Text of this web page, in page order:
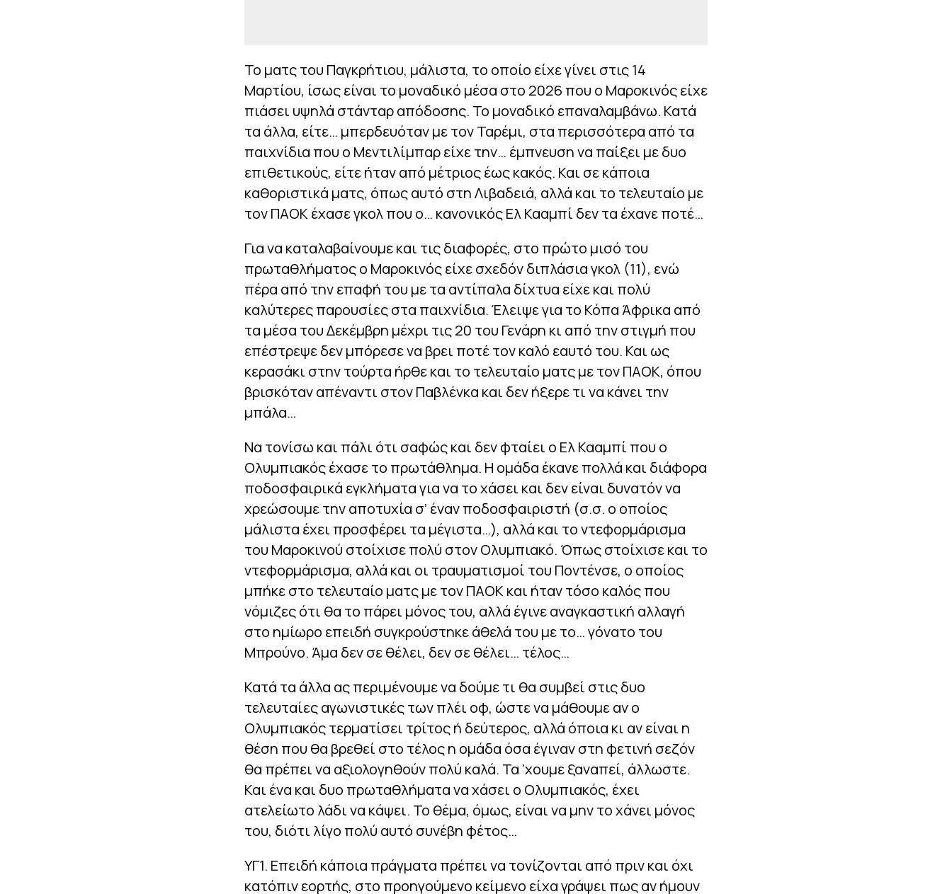
Το ματς του Παγκρήτιου, μάλιστα, το οποίο είχε γίνει στις 14
Μαρτίου, ίσως είναι το μοναδικό μέσα στο 2026 που ο Μαροκινός είχε
πιάσει υψηλά στάνταρ απόδοσης. Το μοναδικό επαναλαμβάνω. Κατά
τα άλλα, είτε… μπερδευόταν με τον Ταρέμι, στα περισσότερα από τα
παιχνίδια που ο Μεντιλίμπαρ είχε την… έμπνευση να παίξει με δυο
επιθετικούς, είτε ήταν από μέτριος έως κακός. Και σε κάποια
καθοριστικά ματς, όπως αυτό στη Λιβαδειά, αλλά και το τελευταίο με
τον ΠΑΟΚ έχασε γκολ που ο… κανονικός Ελ Κααμπί δεν τα έχανε ποτέ…
Για να καταλαβαίνουμε και τις διαφορές, στο πρώτο μισό του
πρωταθλήματος ο Μαροκινός είχε σχεδόν διπλάσια γκολ (11), ενώ
πέρα από την επαφή του με τα αντίπαλα δίχτυα είχε και πολύ
καλύτερες παρουσίες στα παιχνίδια. Έλειψε για το Κόπα Άφρικα από
τα μέσα του Δεκέμβρη μέχρι τις 20 του Γενάρη κι από την στιγμή που
επέστρεψε δεν μπόρεσε να βρει ποτέ τον καλό εαυτό του. Και ως
κερασάκι στην τούρτα ήρθε και το τελευταίο ματς με τον ΠΑΟΚ, όπου
βρισκόταν απέναντι στον Παβλένκα και δεν ήξερε τι να κάνει την
μπάλα…
Να τονίσω και πάλι ότι σαφώς και δεν φταίει ο Ελ Κααμπί που ο
Ολυμπιακός έχασε το πρωτάθλημα. Η ομάδα έκανε πολλά και διάφορα
ποδοσφαιρικά εγκλήματα για να το χάσει και δεν είναι δυνατόν να
χρεώσουμε την αποτυχία σ’ έναν ποδοσφαιριστή (σ.σ. ο οποίος
μάλιστα έχει προσφέρει τα μέγιστα…), αλλά και το ντεφορμάρισμα
του Μαροκινού στοίχισε πολύ στον Ολυμπιακό. Όπως στοίχισε και το
ντεφορμάρισμα, αλλά και οι τραυματισμοί του Ποντένσε, ο οποίος
μπήκε στο τελευταίο ματς με τον ΠΑΟΚ και ήταν τόσο καλός που
νόμιζες ότι θα το πάρει μόνος του, αλλά έγινε αναγκαστική αλλαγή
στο ημίωρο επειδή συγκρούστηκε άθελά του με το… γόνατο του
Μπρούνο. Άμα δεν σε θέλει, δεν σε θέλει… τέλος…
Κατά τα άλλα ας περιμένουμε να δούμε τι θα συμβεί στις δυο
τελευταίες αγωνιστικές των πλέι οφ, ώστε να μάθουμε αν ο
Ολυμπιακός τερματίσει τρίτος ή δεύτερος, αλλά όποια κι αν είναι η
θέση που θα βρεθεί στο τέλος η ομάδα όσα έγιναν στη φετινή σεζόν
θα πρέπει να αξιολογηθούν πολύ καλά. Τα ‘χουμε ξαναπεί, άλλωστε.
Και ένα και δυο πρωταθλήματα να χάσει ο Ολυμπιακός, έχει
ατελείωτο λάδι να κάψει. Το θέμα, όμως, είναι να μην το χάνει μόνος
του, διότι λίγο πολύ αυτό συνέβη φέτος…
ΥΓ1. Επειδή κάποια πράγματα πρέπει να τονίζονται από πριν και όχι
κατόπιν εορτής, στο προηγούμενο κείμενο είχα γράψει πως αν ήμουν